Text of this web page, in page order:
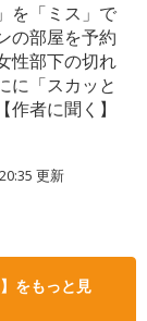
を「ミス」で
の部屋を予約
性部下の切れ
に「スカッと
作者に聞く】
更新
をもっと見